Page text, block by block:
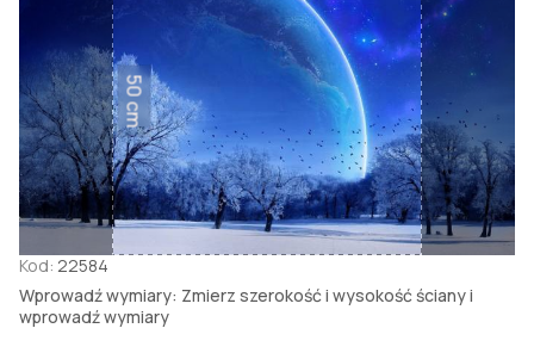
50 cm
Kod: 22584
Wprowadź wymiary: Zmierz szerokość i wysokość ściany i
wprowadź wymiary